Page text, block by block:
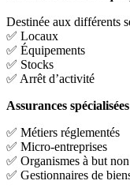
Destinée aux différents
✅ Locaux
✅ Équipements
✅ Stocks
✅ Arrêt d’activité
Assurances
✅ Métiers réglementés
✅ Micro-entreprises
✅ Organismes à but
✅ Gestionnaires de